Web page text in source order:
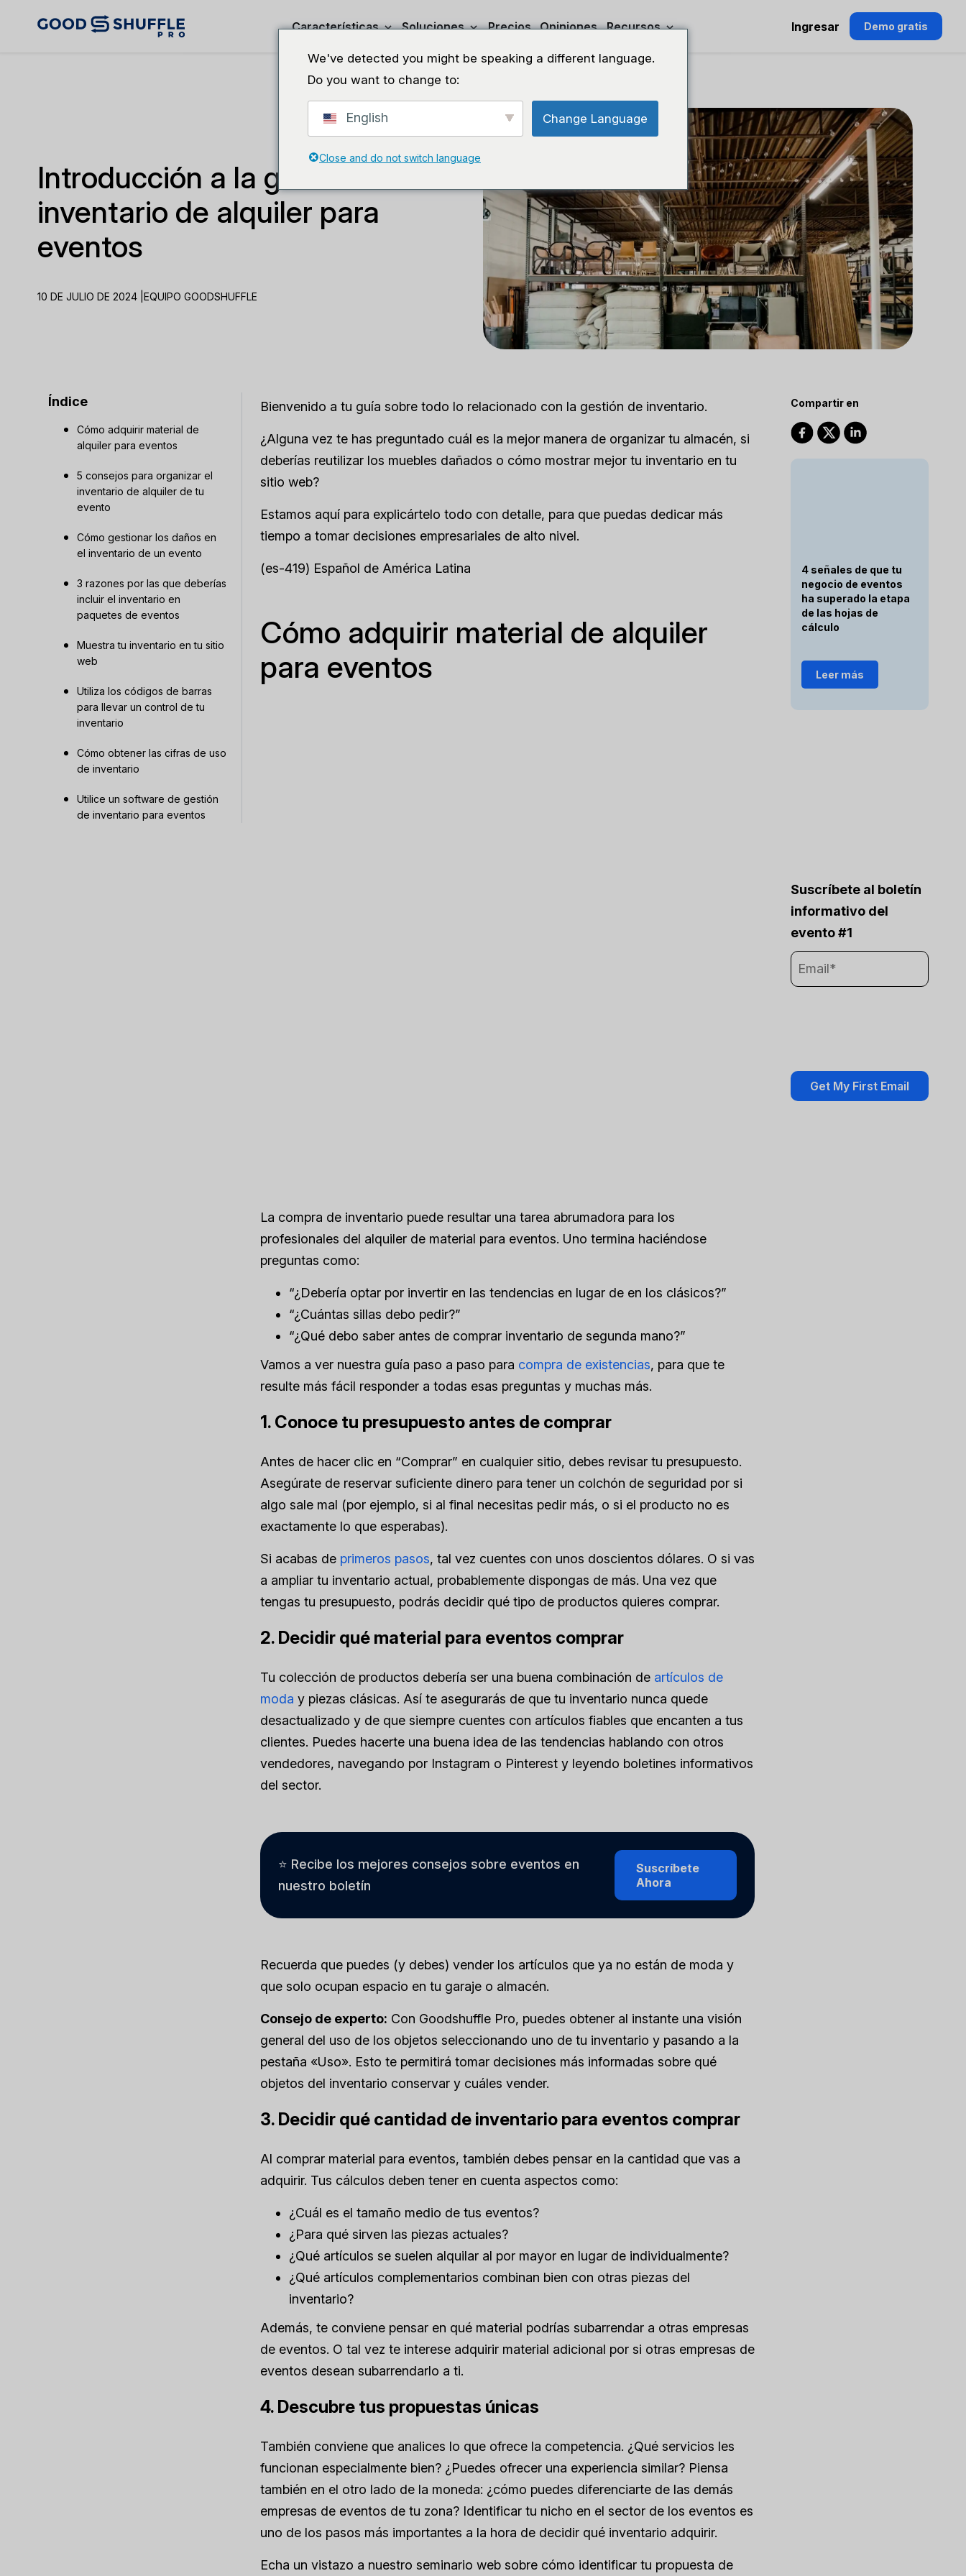
Características Soluciones Precios Opiniones Recursos Ingresar Demo gratis
Introducción a la gestión del
inventario de alquiler para
eventos
10 DE JULIO DE 2024 | EQUIPO GOODSHUFFLE
Índice
Cómo adquirir material de
alquiler para eventos
5 consejos para organizar el
inventario de alquiler de tu
evento
Cómo gestionar los daños en
el inventario de un evento
3 razones por las que deberías
incluir el inventario en
paquetes de eventos
Muestra tu inventario en tu sitio
web
Utiliza los códigos de barras
para llevar un control de tu
inventario
Cómo obtener las cifras de uso
de inventario
Utilice un software de gestión
de inventario para eventos
Bienvenido a tu guía sobre todo lo relacionado con la gestión de inventario.
¿Alguna vez te has preguntado cuál es la mejor manera de organizar tu almacén, si
deberías reutilizar los muebles dañados o cómo mostrar mejor tu inventario en tu
sitio web?
Estamos aquí para explicártelo todo con detalle, para que puedas dedicar más
tiempo a tomar decisiones empresariales de alto nivel.
(es-419) Español de América Latina
Cómo adquirir material de alquiler
para eventos
La compra de inventario puede resultar una tarea abrumadora para los
profesionales del alquiler de material para eventos. Uno termina haciéndose
preguntas como:
“¿Debería optar por invertir en las tendencias en lugar de en los clásicos?”
“¿Cuántas sillas debo pedir?”
“¿Qué debo saber antes de comprar inventario de segunda mano?”
Vamos a ver nuestra guía paso a paso para compra de existencias, para que te
resulte más fácil responder a todas esas preguntas y muchas más.
1. Conoce tu presupuesto antes de comprar
Antes de hacer clic en “Comprar” en cualquier sitio, debes revisar tu presupuesto.
Asegúrate de reservar suficiente dinero para tener un colchón de seguridad por si
algo sale mal (por ejemplo, si al final necesitas pedir más, o si el producto no es
exactamente lo que esperabas).
Si acabas de primeros pasos, tal vez cuentes con unos doscientos dólares. O si vas
a ampliar tu inventario actual, probablemente dispongas de más. Una vez que
tengas tu presupuesto, podrás decidir qué tipo de productos quieres comprar.
2. Decidir qué material para eventos comprar
Tu colección de productos debería ser una buena combinación de artículos de
moda y piezas clásicas. Así te asegurarás de que tu inventario nunca quede
desactualizado y de que siempre cuentes con artículos fiables que encanten a tus
clientes. Puedes hacerte una buena idea de las tendencias hablando con otros
vendedores, navegando por Instagram o Pinterest y leyendo boletines informativos
del sector.
⭐ Recibe los mejores consejos sobre eventos en
nuestro boletín
Suscríbete
Ahora
Recuerda que puedes (y debes) vender los artículos que ya no están de moda y
que solo ocupan espacio en tu garaje o almacén.
Consejo de experto: Con Goodshuffle Pro, puedes obtener al instante una visión
general del uso de los objetos seleccionando uno de tu inventario y pasando a la
pestaña «Uso». Esto te permitirá tomar decisiones más informadas sobre qué
objetos del inventario conservar y cuáles vender.
3. Decidir qué cantidad de inventario para eventos comprar
Al comprar material para eventos, también debes pensar en la cantidad que vas a
adquirir. Tus cálculos deben tener en cuenta aspectos como:
¿Cuál es el tamaño medio de tus eventos?
¿Para qué sirven las piezas actuales?
¿Qué artículos se suelen alquilar al por mayor en lugar de individualmente?
¿Qué artículos complementarios combinan bien con otras piezas del
inventario?
Además, te conviene pensar en qué material podrías subarrendar a otras empresas
de eventos. O tal vez te interese adquirir material adicional por si otras empresas de
eventos desean subarrendarlo a ti.
4. Descubre tus propuestas únicas
También conviene que analices lo que ofrece la competencia. ¿Qué servicios les
funcionan especialmente bien? ¿Puedes ofrecer una experiencia similar? Piensa
también en el otro lado de la moneda: ¿cómo puedes diferenciarte de las demás
empresas de eventos de tu zona? Identificar tu nicho en el sector de los eventos es
uno de los pasos más importantes a la hora de decidir qué inventario adquirir.
Echa un vistazo a nuestro seminario web sobre cómo identificar tu propuesta de
Compartir en
4 señales de que tu
negocio de eventos
ha superado la etapa
de las hojas de
cálculo
Leer más
Suscríbete al boletín
informativo del
evento #1
We've detected you might be speaking a different language.
Do you want to change to:
English Change Language
Close and do not switch language